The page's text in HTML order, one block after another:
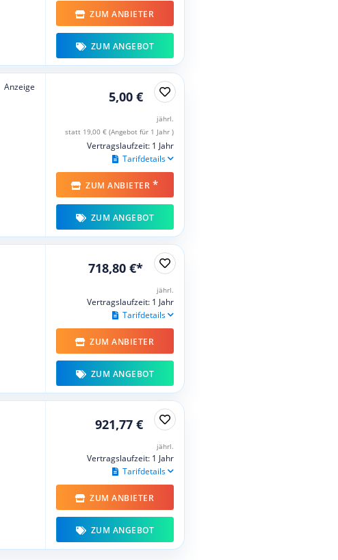
ZUM ANBIETER
ZUM ANGEBOT
Anzeige
5,00 €
jährl.
statt 19,00 € (Angebot für 1 Jahr )
Vertragslaufzeit: 1 Jahr
Tarifdetails
ZUM ANBIETER *
ZUM ANGEBOT
718,80 €*
jährl.
Vertragslaufzeit: 1 Jahr
Tarifdetails
ZUM ANBIETER
ZUM ANGEBOT
921,77 €
jährl.
Vertragslaufzeit: 1 Jahr
Tarifdetails
ZUM ANBIETER
ZUM ANGEBOT